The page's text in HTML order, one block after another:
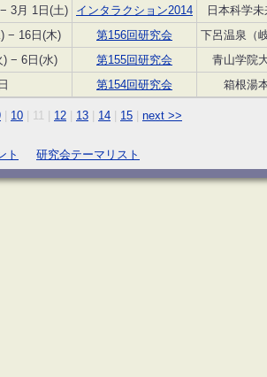
3月 1日(土)
インタラクション2014
日本科学
− 16日(木)
第156回研究会
下呂温泉（
) − 6日(水)
第155回研究会
青山学院
第154回研究会 箱根湯
10 11 12 13 14 15 next >>
ト 研究会テーマリスト